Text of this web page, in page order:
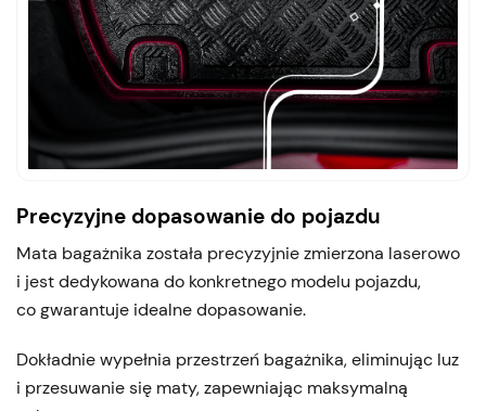
Precyzyjne dopasowanie do pojazdu
Mata bagażnika została precyzyjnie zmierzona laserowo
i jest dedykowana do konkretnego modelu pojazdu,
co gwarantuje idealne dopasowanie.
Dokładnie wypełnia przestrzeń bagażnika, eliminując luz
i przesuwanie się maty, zapewniając maksymalną